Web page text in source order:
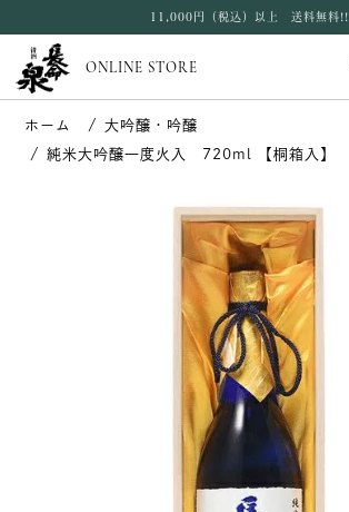
11,000円（税込）以上 送料無料!!
ONLINE STORE
大吟醸・吟醸
純米大吟醸一度火入 720ml 【桐箱入】